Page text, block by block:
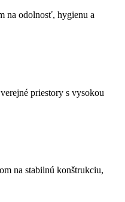
na odolnosť, hygienu a
priestory s vysokou
na stabilnú konštrukciu,